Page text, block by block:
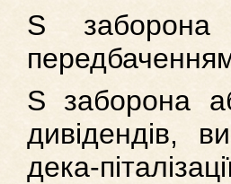
S
S заборона
дивідендів,
дека-